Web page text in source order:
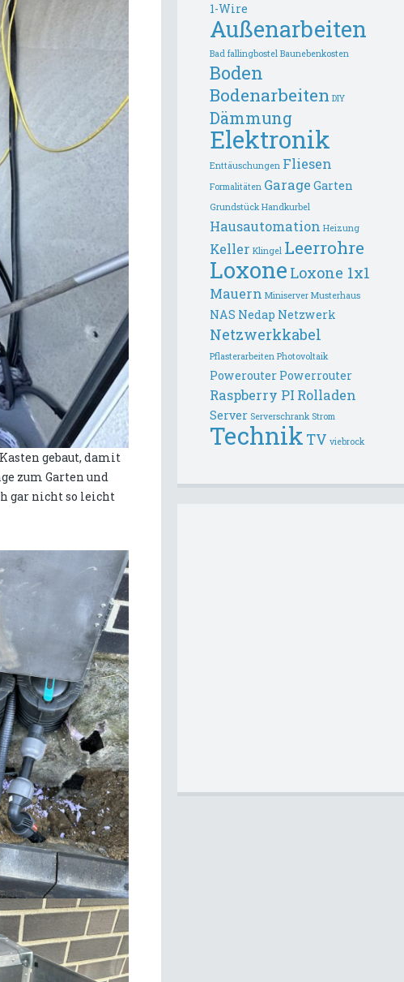
gebaut, damit
zum Garten und
gar nicht so leicht
1-Wire
Außenarbeiten
Bad fallingbostel Baunebenkosten
Boden
Bodenarbeiten DIY
Dämmung
Elektronik
Enttäuschungen Fliesen
Formalitäten Garage Garten
Grundstück Handkurbel
Hausautomation Heizung
Keller Klingel Leerrohre
Loxone Loxone 1x1
Mauern Miniserver Musterhaus
NAS Nedap Netzwerk
Netzwerkkabel
Pflasterarbeiten Photovoltaik
Powerouter Powerrouter
Raspberry PI Rolladen
Server Serverschrank Strom
Technik TV viebrock